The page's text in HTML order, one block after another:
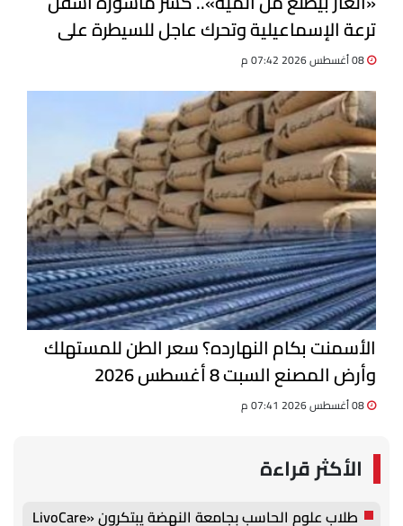
ترعة الإسماعيلية وتحرك عاجل للسيطرة على
التسرب
الأسمنت بكام النهارده؟ سعر الطن للمستهلك
وأرض المصنع السبت 8 أغسطس 2026
الأكثر قراءة
طلاب علوم الحاسب بجامعة النهضة يبتكرون «LivoCare